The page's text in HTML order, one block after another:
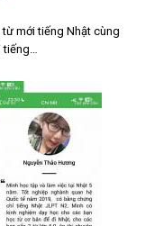
mới tiếng Nhật cùng